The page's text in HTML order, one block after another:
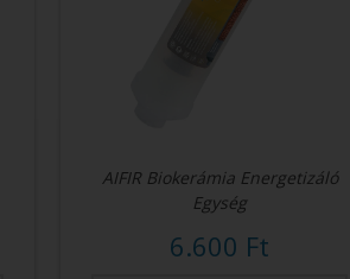
AIFIR Biokerámia Energetizáló
Egység
6.600 Ft